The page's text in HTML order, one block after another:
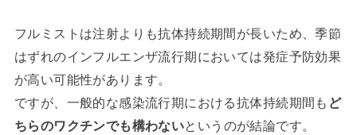
フルミストは注射よりも抗体持続期間が長いため、季節
はずれのインフルエンザ流行期においては発症予防効果
が高い可能性があります。
ですが、一般的な感染流行期における抗体持続期間も ど
ちらのワクチンでも構わないというのが結論です。